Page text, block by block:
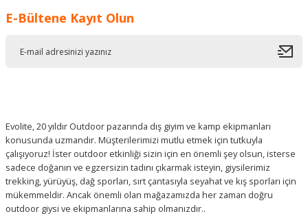
E-Bültene Kayıt Olun
Evolite, 20 yıldır Outdoor pazarında dış giyim ve kamp ekipmanları
konusunda uzmandır. Müşterilerimizi mutlu etmek için tutkuyla
çalışıyoruz! İster outdoor etkinliği sizin için en önemli şey olsun, isterse
sadece doğanın ve egzersizin tadını çıkarmak isteyin, giysilerimiz
trekking, yürüyüş, dağ sporları, sırt çantasıyla seyahat ve kış sporları için
mükemmeldir. Ancak önemli olan mağazamızda her zaman doğru
outdoor giysi ve ekipmanlarına sahip olmanızdır..